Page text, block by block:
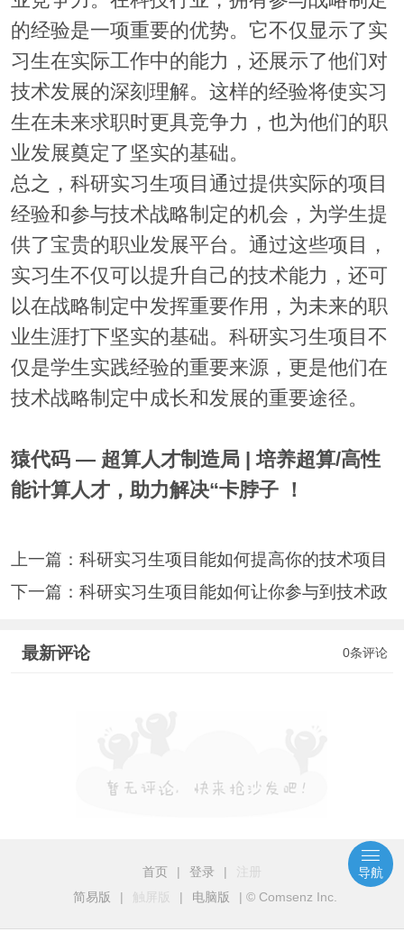
的经验是一项重要的优势。它不仅显示了实
习生在实际工作中的能力，还展示了他们对
技术发展的深刻理解。这样的经验将使实习
生在未来求职时更具竞争力，也为他们的职
业发展奠定了坚实的基础。
总之，科研实习生项目通过提供实际的项目
经验和参与技术战略制定的机会，为学生提
供了宝贵的职业发展平台。通过这些项目，
实习生不仅可以提升自己的技术能力，还可
以在战略制定中发挥重要作用，为未来的职
业生涯打下坚实的基础。科研实习生项目不
仅是学生实践经验的重要来源，更是他们在
技术战略制定中成长和发展的重要途径。
猿代码 — 超算人才制造局 | 培养超算/高性
能计算人才，助力解决“卡脖子 ！
上一篇： 科研实习生项目能如何提高你的技术项目
下一篇： 科研实习生项目能如何让你参与到技术政
0条评论
最新评论
首页 | 登录 |
简易版
| 触屏版 | 电脑版 | © Comsenz Inc.
导航